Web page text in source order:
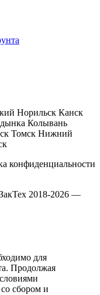
Норильск Канск
Колывань
Томск Нижний
конфиденциальности
2018-2026 —
для
Продолжая
сбором и